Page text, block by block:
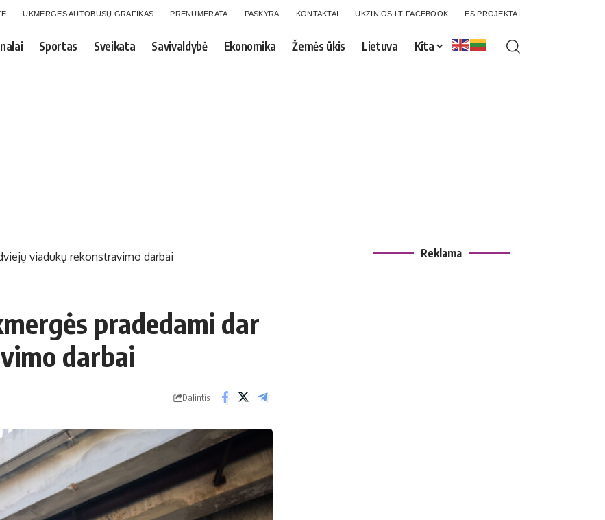
UKMERGĖS AUTOBUSŲ GRAFIKAS PRENUMERATA PASKYRA KONTAKTAI UKZINIOS.LT FACEBOOK ES PROJEKTAI
Sportas Sveikata Savivaldybė Ekonomika Žemės ūkis Lietuva Kita
viadukų rekonstravimo darbai
pradedami dar
darbai
Dalintis
Reklama